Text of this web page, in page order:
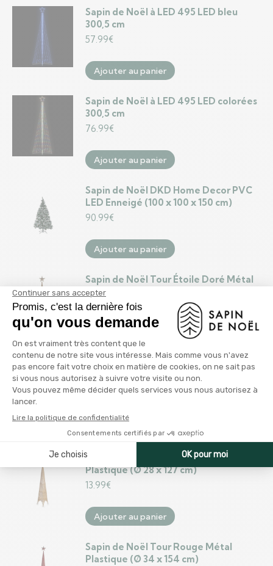
Sapin de Noël à LED 495 LED bleu
300,5 cm
57.99€
Ajouter au panier
Sapin de Noël à LED 495 LED colorées
300,5 cm
76.99€
Ajouter au panier
Sapin de Noël DKD Home Decor PVC
LED Enneigé (100 x 100 x 150 cm)
90.99€
Ajouter au panier
Sapin de Noël Tour Étoile Doré Métal
Plastique 39 x 186 x 39 cm (4 Unités)
71.99€
Ajouter au panier
Sapin de Noël Tour Argenté Métal
Plastique (Ø 34 x 154 cm)
16.99€
Sapin de Noël Tour Doré Métal
Plastique (Ø 28 x 127 cm)
13.99€
Ajouter au panier
Sapin de Noël Tour Rouge Métal
Plastique (Ø 34 x 154 cm)